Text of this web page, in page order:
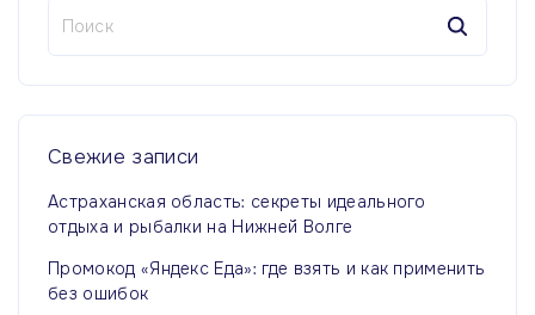
т
и
Свежие записи
Астраханская область: секреты идеального
отдыха и рыбалки на Нижней Волге
Промокод «Яндекс Еда»: где взять и как применить
без ошибок